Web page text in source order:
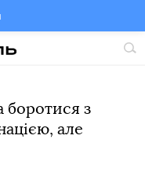
боротися з
але